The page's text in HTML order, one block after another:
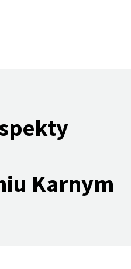
Karnym